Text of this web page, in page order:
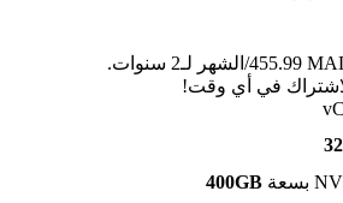
تتجدّد مقابل MAD ⁦455.99⁩/الشهر لـ2 سنوات.
في أي وقت!
400GB